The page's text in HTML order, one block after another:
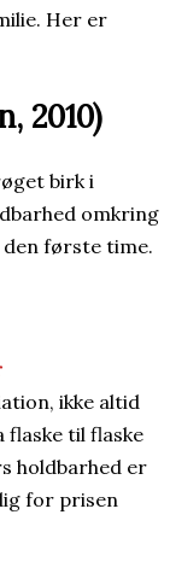
Her er
2010)
birk i
omkring
første time.
ikke altid
flaske til flaske
holdbarhed er
for prisen